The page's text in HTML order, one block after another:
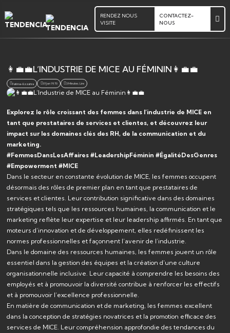
RENDEZ NOUS
VISITE
CONTACTEZ-
NOUS
👩‍💼💼L’INDUSTRIE DE MICE AU FÉMININ👩‍💼💼
Fatima-Ezzahra 01 Jan 1970 3 Minutes. Lire
Explorez le rôle croissant des femmes dans l’industrie de MICE en
tant que prestataires de services et clientes, et découvrez leur
impact sur les domaines clés des RH, de la communication et du
marketing.
#FemmesDansLesAffaires #LeadershipFéminin #ÉgalitéDesGenres
#Empowerment #MICE
Dans le secteur en constante évolution de MICE, les femmes occupent
désormais des rôles de premier plan en tant que prestataires de
services et clientes. Leur contribution significative dans des domaines
stratégiques tels que les ressources humaines, la communication et le
marketing reflète leur expertise et leur leadership affirmés. En tant que
moteurs d’innovation et de développement, elles redéfinissent les
normes professionnelles et façonnent l’avenir de l’industrie.
Dans le domaine des ressources humaines, les femmes jouent un rôle
essentiel dans la gestion des équipes et la création d’une culture
organisationnelle inclusive. Leur capacité à comprendre les besoins des
employés et à promouvoir la diversité contribue à renforcer les effectifs
et à promouvoir l’excellence professionnelle.
En matière de communication et de marketing, les femmes excellent
dans la conception de stratégies novatrices et la promotion efficace des
services de MICE. Leur compréhension approfondie des tendances du